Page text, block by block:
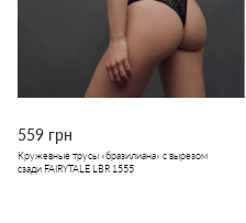
559 грн
Кружевные трусы «бразилиана» с вырезом
сзади FAIRYTALE LBR 1555